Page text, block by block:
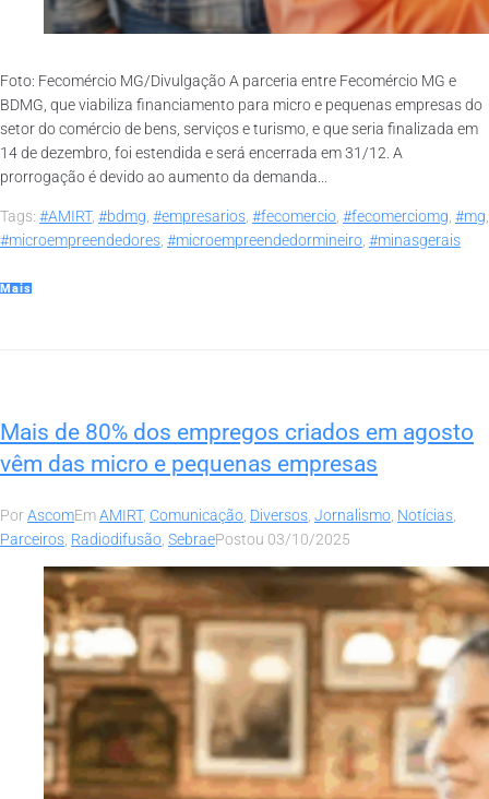
Foto: Fecomércio MG/Divulgação A parceria entre Fecomércio MG e
BDMG, que viabiliza financiamento para micro e pequenas empresas do
setor do comércio de bens, serviços e turismo, e que seria finalizada em
14 de dezembro, foi estendida e será encerrada em 31/12. A
prorrogação é devido ao aumento da demanda...
Tags: #AMIRT, #bdmg, #empresarios, #fecomercio, #fecomerciomg, #mg,
#microempreendedores, #microempreendedormineiro, #minasgerais
Mais
Mais de 80% dos empregos criados em agosto
vêm das micro e pequenas empresas
PorAscomEmAMIRT, Comunicação, Diversos, Jornalismo, Notícias,
Parceiros, Radiodifusão, SebraePostou 03/10/2025